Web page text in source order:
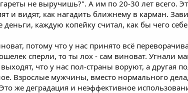
не выручишь?". А им по 20-30 лет всего.
и видят, как нагадить ближнему в карман.
деньги, каждую копейку считал, как бы чего
потому что у нас принято всё
сперли, то ты лох - сам виноват. Угнали
что у нас пол-страны воруют, а другая
Взрослые мужчины, вместо нормального
же деградация и неэффективное